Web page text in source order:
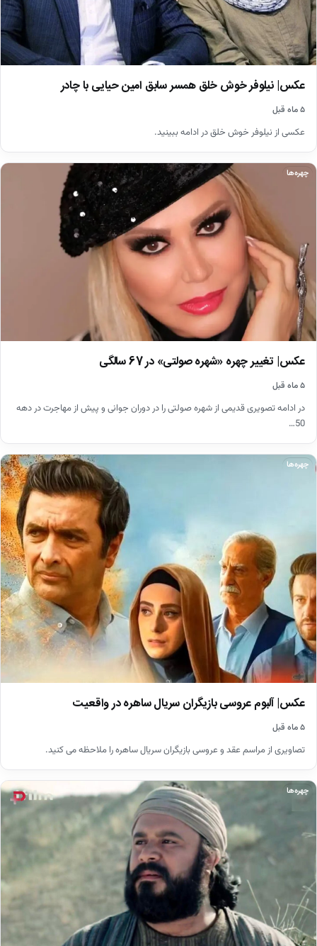
عکس| نیلوفر خوش خلق همسر سابق امین حیایی با چادر
۵ ماه قبل
عکسی از نیلوفر خوش خلق در ادامه ببینید.
چهره‌ها
عکس| تغییر چهره «شهره صولتی» در 67 سالگی
۵ ماه قبل
در ادامه تصویری قدیمی از شهره صولتی را در دوران جوانی و پیش از مهاجرت در دهه
50…
چهره‌ها
عکس| آلبوم عروسی بازیگران سریال ساهره در واقعیت
۵ ماه قبل
تصاویری از مراسم عقد و عروسی بازیگران سریال ساهره را ملاحظه می کنید.
چهره‌ها